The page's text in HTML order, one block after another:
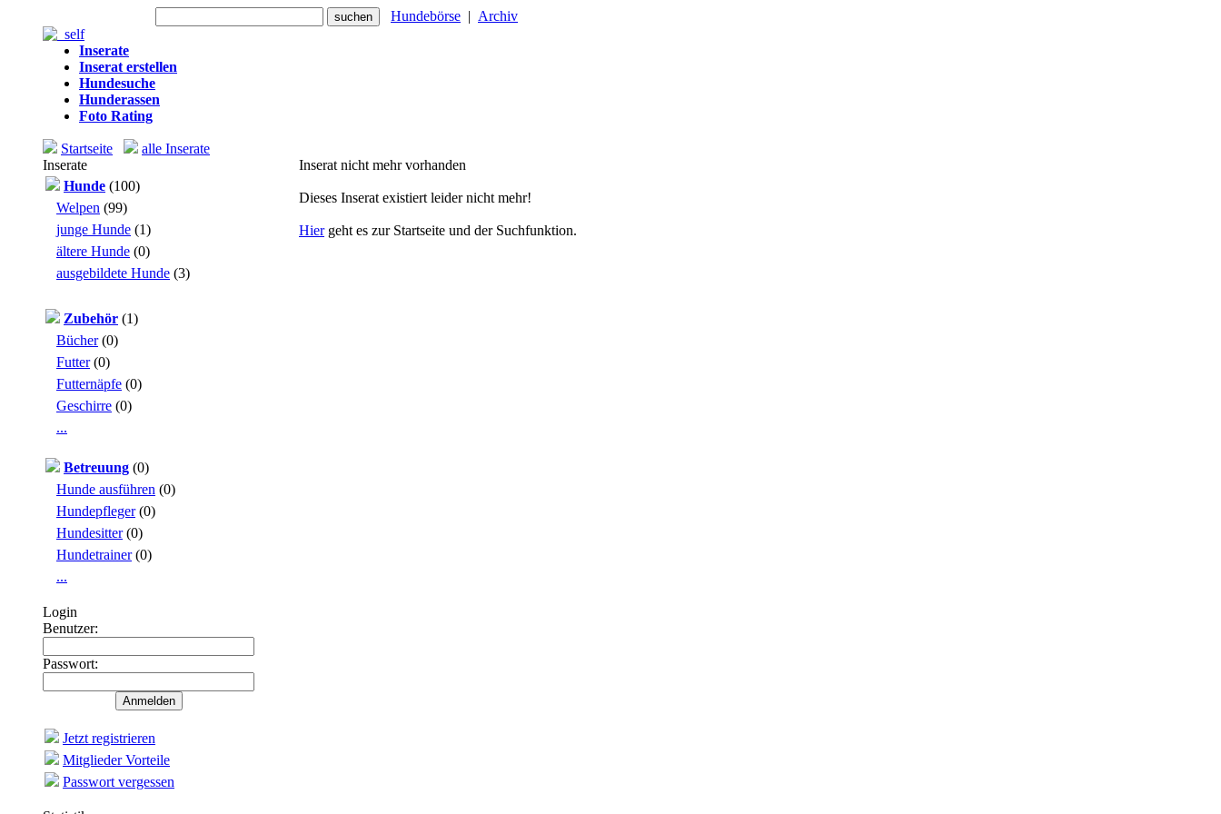
Hundebörse | Archiv
Inserate
Inserat erstellen
Hundesuche
Hunderassen
Foto Rating
Startseite
alle Inserate
Inserate
Hunde (100)
Welpen (99)
junge Hunde (1)
ältere Hunde (0)
ausgebildete Hunde (3)
Zubehör (1)
Bücher(0)
Futter(0)
Futternäpfe (0)
Geschirre (0)
...
Betreuung (0)
Hunde ausführen (0)
Hundepfleger(0)
Hundesitter(0)
Hundetrainer(0)
...
Login
Benutzer:
Passwort:
Jetzt registrieren
Mitglieder Vorteile
Passwort vergessen
Inserat nicht mehr vorhanden
Dieses Inserat existiert leider nicht mehr!
Hiergeht es zur Startseite und der Suchfunktion.